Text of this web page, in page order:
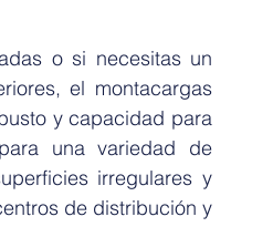
o si necesitas un
el montacargas
y capacidad para
una variedad de
irregulares y
de distribución y